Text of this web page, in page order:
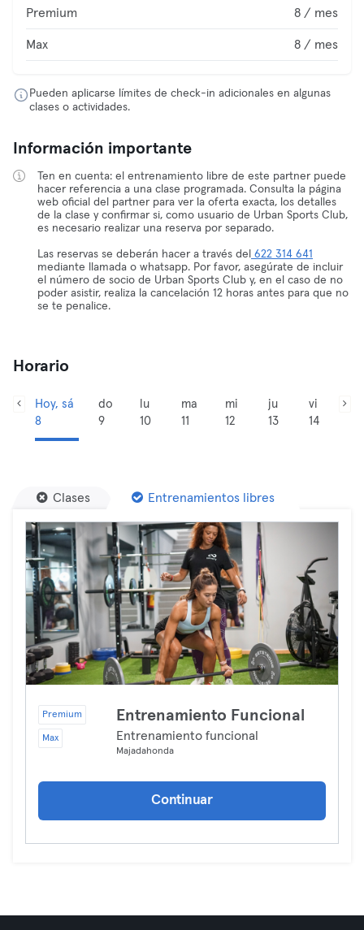
Premium 8 / mes
Max 8 / mes
Pueden aplicarse límites de check-in adicionales en algunas
clases o actividades.
Información importante
Ten en cuenta: el entrenamiento libre de este partner puede
hacer referencia a una clase programada. Consulta la página
web oficial del partner para ver la oferta exacta, los detalles
de la clase y confirmar si, como usuario de Urban Sports Club,
es necesario realizar una reserva por separado.
Las reservas se deberán hacer a través del 622 314 641
mediante llamada o whatsapp. Por favor, asegúrate de incluir
el número de socio de Urban Sports Club y, en el caso de no
poder asistir, realiza la cancelación 12 horas antes para que no
se te penalice.
Horario
Hoy, sá
8
do
9
lu
10
ma
11
mi
12
ju
13
vi
14
Clases Entrenamientos libres
Premium
Max
Entrenamiento Funcional
Entrenamiento funcional
Majadahonda
Continuar